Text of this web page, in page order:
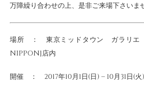
万障繰り合わせの上、是非ご来場下さいま
場所 ： 東京ミッドタウン ガラリ
NIPPON]店内
開催 ： 2017年10月1日(日) – 10月31日(